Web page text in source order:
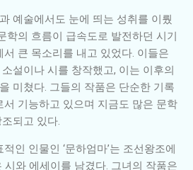
예술에서도 눈에 띄는 성취를 이뤘
학의 흐름이 급속도로 발전하던 시기
큰 목소리를 내고 있었다. 이들은
설이나 시를 창작했고, 이는 이후의
미쳤다. 그들의 작품은 단순한 기록
서 기능하고 있으며 지금도 많은 문학
되고 있다.
인 인물인 ‘문하엄마’는 조선왕조에
와 에세이를 남겼다. 그녀의 작품은